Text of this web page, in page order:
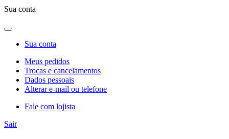
Sua conta
Sua conta
Meus pedidos
Trocas e cancelamentos
Dados pessoais
Alterar e-mail ou telefone
Fale com lojista
Sair